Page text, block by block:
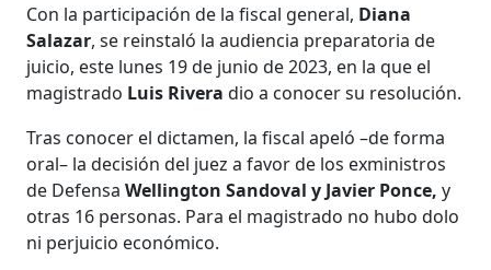
Con la participación de la fiscal general, Diana
Salazar, se reinstaló la audiencia preparatoria de
juicio, este lunes 19 de junio de 2023, en la que el
magistrado Luis Riveradio a conocer su resolución.
Tras conocer el dictamen, la fiscal apeló –de forma
oral– la decisión del juez a favor de los exministros
de DefensaWellington Sandoval y Javier Ponce,y
otras 16 personas. Para el magistrado no hubo dolo
ni perjuicio económico.